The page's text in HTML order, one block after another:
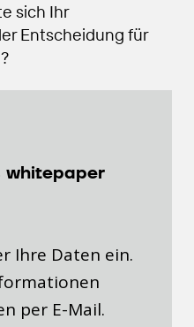
sich Ihr
Entscheidung für
whitepaper
Ihre Daten ein.
per E-Mail.